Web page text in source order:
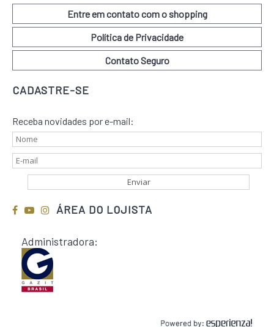
Entre em contato com o shopping
Política de Privacidade
Contato Seguro
CADASTRE-SE
Receba novidades por e-mail:
ÁREA DO LOJISTA
Administradora: